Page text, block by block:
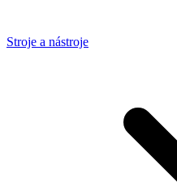
Stroje a nástroje